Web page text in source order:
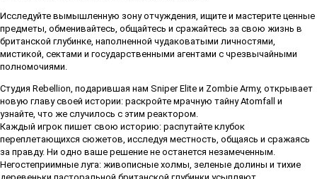
Исследуйте вымышленную зону отчуждения, ищите и мастерите ценные
предметы, обменивайтесь, общайтесь и сражайтесь за свою жизнь в
британской глубинке, наполненной чудаковатыми личностями,
мистикой, сектами и государственными агентами с чрезвычайными
полномочиями.
Студия Rebellion, подарившая нам Sniper Elite и Zombie Army, открывает
новую главу своей истории: раскройте мрачную тайну Atomfall и
узнайте, что же случилось с этим реактором.
Каждый игрок пишет свою историю: распутайте клубок
переплетающихся сюжетов, исследуя местность, общаясь и сражаясь
за правду. Ни одно ваше решение не останется незамеченным.
Негостеприимные луга: живописные холмы, зеленые долины и тихие